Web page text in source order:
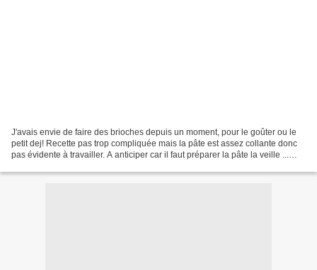
J'avais envie de faire des brioches depuis un moment, pour le goûter ou le
petit dej! Recette pas trop compliquée mais la pâte est assez collante donc
pas évidente à travailler. A anticiper car il faut préparer la pâte la veille ...